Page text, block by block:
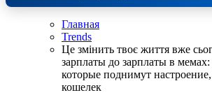
Главная
Trends
Це змінить твоє життя вже
зарплаты до зарплаты в
которые поднимут
кошелек